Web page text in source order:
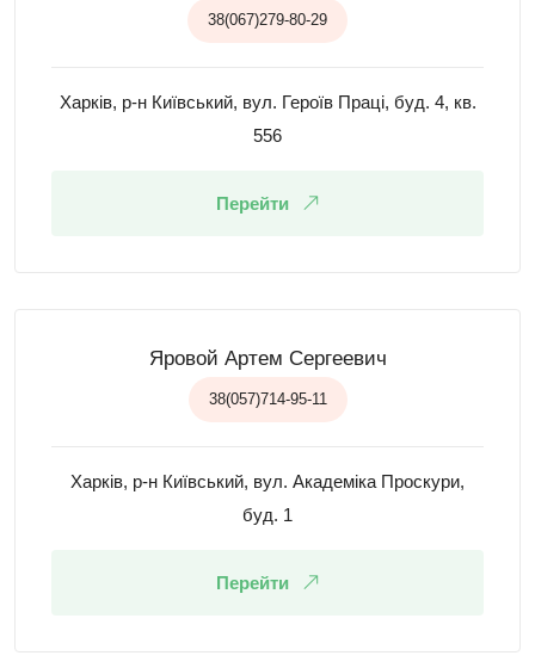
38(067)279-80-29
Харків, р-н Київський, вул. Героїв Праці, буд. 4, кв.
556
Перейти
Яровой Артем Сергеевич
38(057)714-95-11
Харків, р-н Київський, вул. Академіка Проскури,
буд. 1
Перейти